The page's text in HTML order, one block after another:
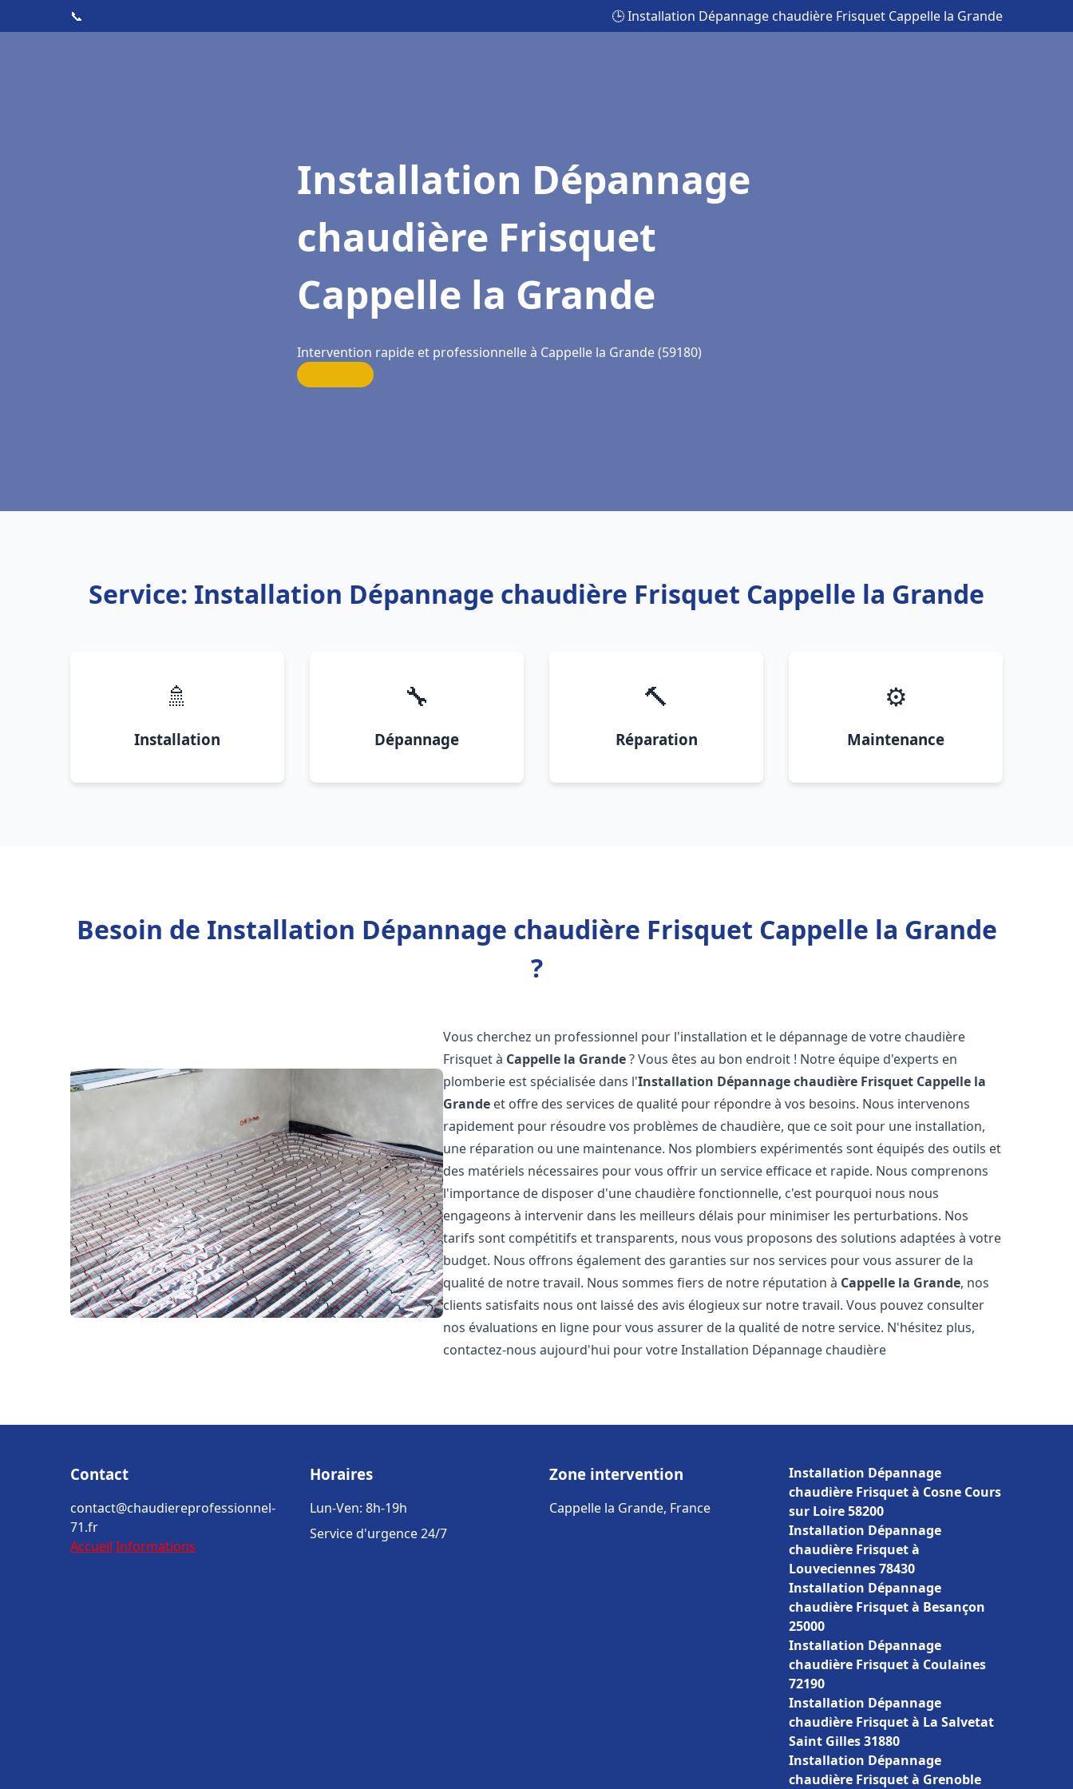
📞 🕒 Installation Dépannage chaudière Frisquet Cappelle la Grande
Installation Dépannage
chaudière Frisquet
Cappelle la Grande
Intervention rapide et professionnelle à Cappelle la Grande (59180)
Service: Installation Dépannage chaudière Frisquet Cappelle la Grande
🚿
Installation
🔧
Dépannage
🔨
Réparation
⚙️
Maintenance
Besoin de Installation Dépannage chaudière Frisquet Cappelle la Grande
?
Vous cherchez un professionnel pour l'installation et le dépannage de votre chaudière
Frisquet à Cappelle la Grande? Vous êtes au bon endroit ! Notre équipe d'experts en
plomberie est spécialisée dans l'Installation Dépannage chaudière Frisquet Cappelle la
Grande et offre des services de qualité pour répondre à vos besoins. Nous intervenons
rapidement pour résoudre vos problèmes de chaudière, que ce soit pour une installation,
une réparation ou une maintenance. Nos plombiers expérimentés sont équipés des outils et
des matériels nécessaires pour vous offrir un service efficace et rapide. Nous comprenons
l'importance de disposer d'une chaudière fonctionnelle, c'est pourquoi nous nous
engageons à intervenir dans les meilleurs délais pour minimiser les perturbations. Nos
tarifs sont compétitifs et transparents, nous vous proposons des solutions adaptées à votre
budget. Nous offrons également des garanties sur nos services pour vous assurer de la
qualité de notre travail. Nous sommes fiers de notre réputation à Cappelle la Grande, nos
clients satisfaits nous ont laissé des avis élogieux sur notre travail. Vous pouvez consulter
nos évaluations en ligne pour vous assurer de la qualité de notre service. N'hésitez plus,
contactez-nous aujourd'hui pour votre Installation Dépannage chaudière
Contact
contact@chaudiereprofessionnel-
71.fr
Accueil Informations
Horaires
Lun-Ven: 8h-19h
Service d'urgence 24/7
Zone intervention
Cappelle la Grande, France
Installation Dépannage
chaudière Frisquet à Cosne Cours
sur Loire 58200
Installation Dépannage
chaudière Frisquet à
Louveciennes 78430
Installation Dépannage
chaudière Frisquet à Besançon
25000
Installation Dépannage
chaudière Frisquet à Coulaines
72190
Installation Dépannage
chaudière Frisquet à La Salvetat
Saint Gilles 31880
Installation Dépannage
chaudière Frisquet à Grenoble